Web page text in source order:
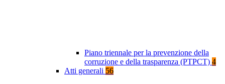
Piano triennale per la prevenzione della
corruzione e della trasparenza (PTPCT) 4
Atti generali 56